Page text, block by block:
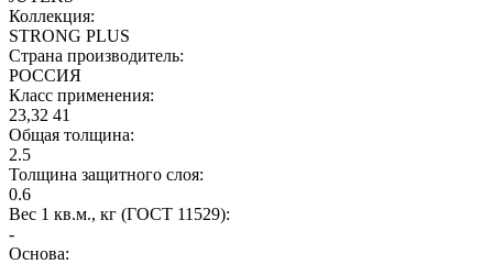
Коллекция:
STRONG PLUS
Страна производитель:
РОССИЯ
Класс применения:
23,32 41
Общая толщина:
2.5
Толщина защитного слоя:
0.6
Вес 1 кв.м., кг (ГОСТ 11529):
-
Основа: